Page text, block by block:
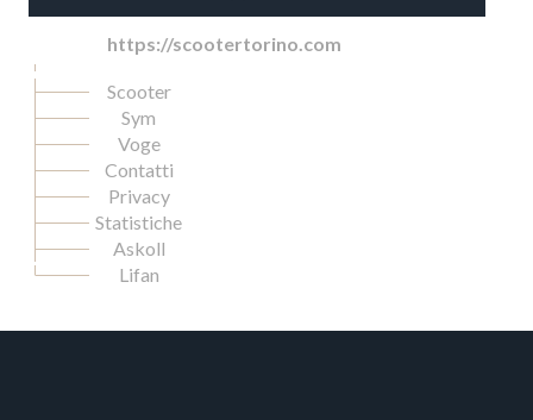
https://scootertorino.com
Scooter
Sym
Voge
Contatti
Privacy
Statistiche
Askoll
Lifan